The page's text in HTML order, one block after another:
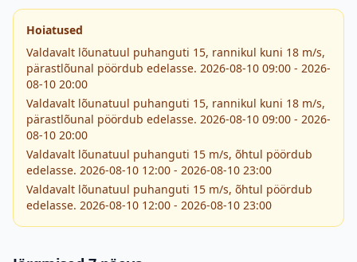
Hoiatused
Valdavalt lõunatuul puhanguti 15, rannikul kuni 18 m/s,
pärastlõunal pöördub edelasse. 2026-08-10 09:00 - 2026-
08-10 20:00
Valdavalt lõunatuul puhanguti 15, rannikul kuni 18 m/s,
pärastlõunal pöördub edelasse. 2026-08-10 09:00 - 2026-
08-10 20:00
Valdavalt lõunatuul puhanguti 15 m/s, õhtul pöördub
edelasse. 2026-08-10 12:00 - 2026-08-10 23:00
Valdavalt lõunatuul puhanguti 15 m/s, õhtul pöördub
edelasse. 2026-08-10 12:00 - 2026-08-10 23:00